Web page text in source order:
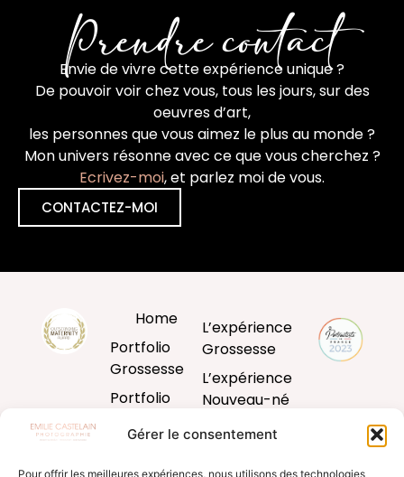
Gérer le consentement
Pour offrir les meilleures expériences, nous utilisons des technologies
Prendre contact
Envie de vivre cette expérience unique ?
De pouvoir voir chez vous, tous les jours, sur des
oeuvres d’art,
les personnes que vous aimez le plus au monde ?
Mon univers résonne avec ce que vous cherchez ?
Ecrivez-moi, et parlez moi de vous.
CONTACTEZ-MOI
Home
Portfolio
Grossesse
Portfolio
Bébé
L’expérience
Grossesse
L’expérience
Nouveau-né
L’expérience